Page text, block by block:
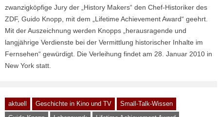
zwanzigköpfige Jury der „History Makers“ den Chef-Historiker des
ZDF, Guido Knopp, mit dem „Lifetime Achievement Award“ geehrt.
Mit der Auszeichnung werden Knopps „herausragende und
langjährige Verdienste bei der Vermittlung historischer Inhalte im
Fernsehen“ gewürdigt. Die Verleihung findet am 28. Januar 2010 in
New York statt.
aktuell Geschichte in Kino und TV
Small-Talk-Wissen